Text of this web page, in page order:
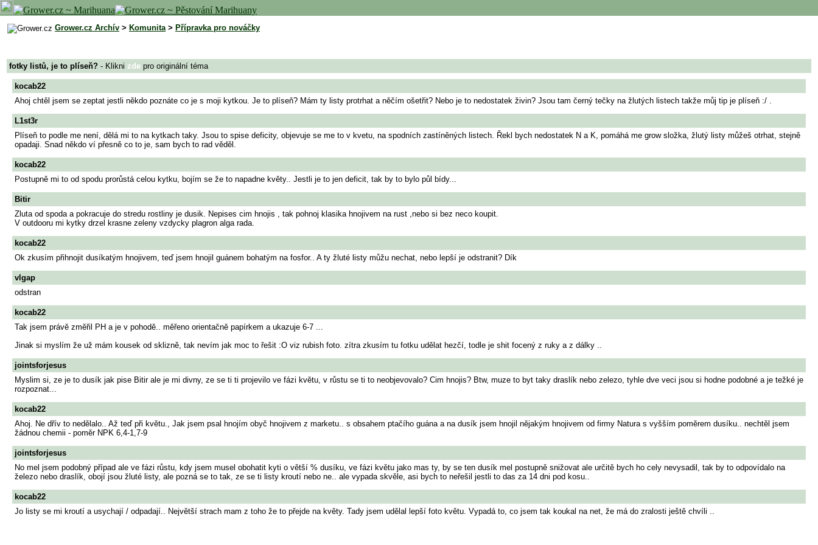
Grower.cz Archív > Komunita> Přípravka pro nováčky
fotky listů, je to plíseň? - Klikni zde pro originální téma
kocab22
Ahoj chtěl jsem se zeptat jestli někdo poznáte co je s moji kytkou. Je to plíseň? Mám ty listy protrhat a něčím ošetřit? Nebo je to nedostatek živin? Jsou tam černý tečky na žlutých listech takže můj tip je plíseň :/ .
L1st3r
Plíseň to podle me není, dělá mi to na kytkach taky. Jsou to spise deficity, objevuje se me to v kvetu, na spodních zastíněných listech. Řekl bych nedostatek N a K, pomáhá me grow složka, žlutý listy můžeš otrhat, stejně
opadaji. Snad někdo ví přesně co to je, sam bych to rad věděl.
kocab22
Postupně mi to od spodu prorůstá celou kytku, bojím se že to napadne květy.. Jestli je to jen deficit, tak by to bylo půl bídy...
Bitir
Zluta od spoda a pokracuje do stredu rostliny je dusik. Nepises cim hnojis , tak pohnoj klasika hnojivem na rust ,nebo si bez neco koupit.
V outdooru mi kytky drzel krasne zeleny vzdycky plagron alga rada.
kocab22
Ok zkusím přihnojit dusíkatým hnojivem, teď jsem hnojil guánem bohatým na fosfor.. A ty žluté listy můžu nechat, nebo lepší je odstranit? Dík
vlgap
odstran
kocab22
Tak jsem právě změřil PH a je v pohodě.. měřeno orientačně papírkem a ukazuje 6-7 ...
Jinak si myslím že už mám kousek od sklizně, tak nevím jak moc to řešit :O viz rubish foto. zítra zkusím tu fotku udělat hezčí, todle je shit focený z ruky a z dálky ..
jointsforjesus
Myslim si, ze je to dusík jak pise Bitir ale je mi divny, ze se ti ti projevilo ve fázi květu, v růstu se ti to neobjevovalo? Cim hnojis? Btw, muze to byt taky draslík nebo zelezo, tyhle dve veci jsou si hodne podobné a je težké je
rozpoznat...
kocab22
Ahoj. Ne dřív to nedělalo.. Až teď při květu., Jak jsem psal hnojím obyč hnojivem z marketu.. s obsahem ptačího guána a na dusík jsem hnojil nějakým hnojivem od firmy Natura s vyšším poměrem dusíku.. nechtěl jsem
žádnou chemii - poměr NPK 6,4-1,7-9
jointsforjesus
No mel jsem podobný případ ale ve fázi růstu, kdy jsem musel obohatit kyti o větší % dusíku, ve fázi květu jako mas ty, by se ten dusík mel postupně snižovat ale určitě bych ho cely nevysadil, tak by to odpovídalo na
železo nebo draslík, obojí jsou žluté listy, ale pozná se to tak, ze se ti listy kroutí nebo ne.. ale vypada skvěle, asi bych to neřešil jestli to das za 14 dni pod kosu..
kocab22
Jo listy se mi kroutí a usychají / odpadají.. Největší strach mam z toho že to přejde na květy. Tady jsem udělal lepší foto květu. Vypadá to, co jsem tak koukal na net, že má do zralosti ještě chvíli ..